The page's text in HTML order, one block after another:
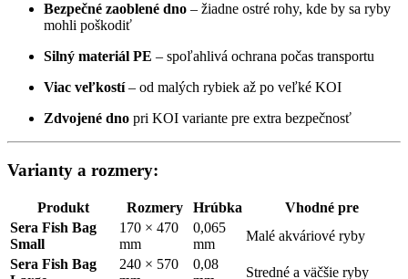
Bezpečné zaoblené dno – žiadne ostré rohy, kde by sa ryby
mohli poškodiť
Silný materiál PE – spoľahlivá ochrana počas transportu
Viac veľkostí– od malých rybiek až po veľké KOI
Zdvojené dno pri KOI variante pre extra bezpečnosť
Varianty a rozmery:
Produkt Rozmery Hrúbka
Vhodné pre
Sera Fish Bag
Small
170 × 470
mm
0,065
mm
Malé akváriové ryby
Sera Fish Bag
240 × 570
0,08
Stredné a väčšie ryby